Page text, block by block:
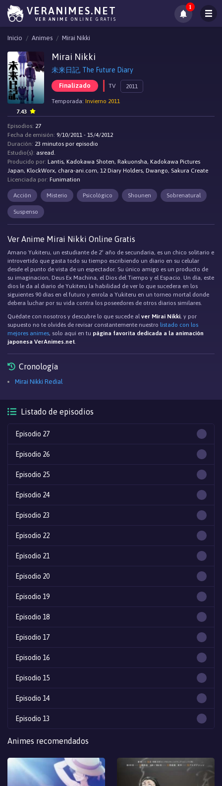
VERANIMES.NET
VER ANIME ONLINE GRATIS
1
Inicio Animes Mirai Nikki
Mirai Nikki
未来日記, The Future Diary
Finalizado TV 2011
Temporada: Invierno 2011
7.43
Episodios: 27
Fecha de emisión: 9/10/2011 - 15/4/2012
Duración: 23 minutos por episodio
Estudio(s): asread.
Producido por: Lantis, Kadokawa Shoten, Rakuonsha, Kadokawa Pictures
Japan, KlockWorx, chara-ani.com, 12 Diary Holders, Dwango, Sakura Create
Licenciada por: Funimation
Acción Misterio Psicológico Shounen Sobrenatural
Suspenso
Ver Anime Mirai Nikki Online Gratis
Amano Yukiteru, un estudiante de 2º año de secundaria, es un chico solitario e
introvertido que gasta todo su tiempo escribiendo un diario en su celular
desde el punto de vista de un espectador. Su único amigo es un producto de
su imaginacion, Deus Ex Machina, el Dios del Tiempo y el Espacio. Un día, este
dios le da al diario de Yukiteru la habilidad de ver lo que sucedera en los
siguientes 90 días en el futuro y enrola a Yukiteru en un torneo mortal donde
debera luchar por su vida contra los poseedores de otros diarios similares.
Quédate con nosotros y descubre lo que sucede alver Mirai Nikki, y por
supuesto no te olvidés de revisar constantemente nuestro listado con los
mejores animes, solo aqui en tu página favorita dedicada a la animación
japonesa VerAnimes.net.
Cronología
Mirai Nikki Redial
Listado de episodios
Episodio 27
Episodio 26
Episodio 25
Episodio 24
Episodio 23
Episodio 22
Episodio 21
Episodio 20
Episodio 19
Episodio 18
Episodio 17
Episodio 16
Episodio 15
Episodio 14
Episodio 13
Episodio 12
Episodio 11
Episodio 10
Animes recomendados